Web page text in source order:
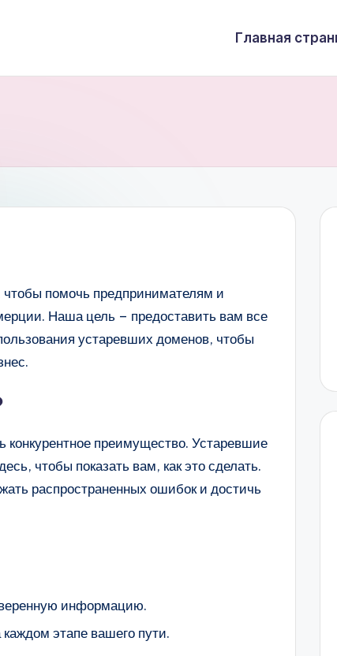
Главная
помочь предпринимателям и
Наша цель – предоставить вам все
устаревших доменов, чтобы
преимущество. Устаревшие
чтобы показать вам, как это сделать.
распространенных ошибок и достичь
информацию.
этапе вашего пути.